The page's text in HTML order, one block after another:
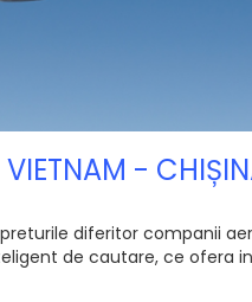
VIETNAM -
diferitor companii
de cautare, ce ofera